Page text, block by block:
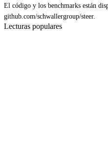
El código y los benchmarks están
github.com/schwallergroup/steer.
Lecturas populares